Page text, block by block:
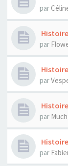
par
par
par
par
par